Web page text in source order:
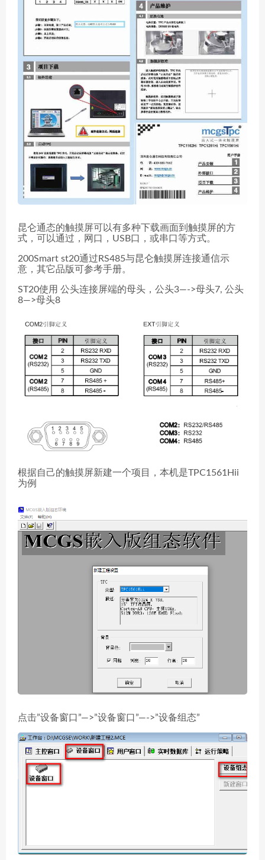
昆仑通态的触摸屏可以有多种下载画面到触摸屏的方
式，可以通过，网口，USB口，或串口等方式。
200Smart st20通过RS485与昆仑触摸屏连接通信示
意，其它品版可参考手册。
ST20使用 公头连接屏端的母头，公头3—->母头7, 公头
8—>母头8
根据自己的触摸屏新建一个项目，本机是TPC1561Hii
为例
点击”设备窗口”—>”设备窗口”—->”设备组态”